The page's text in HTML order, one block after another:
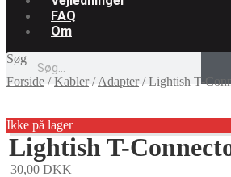
FAQ
Om
Søg
Forside /Kabler/Adapter/Lightish T-
Ikke på lager
Lightish T-
30,00 DKK